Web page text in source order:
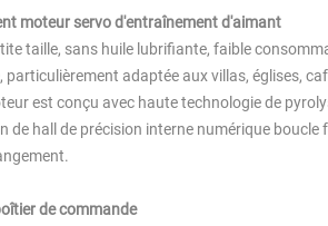
moteur servo d'entraînement d'aimant
taille, sans huile lubrifiante, faible
particulièrement adaptée aux villas, églises,
est conçu avec haute technologie de
de hall de précision interne numérique
de commande